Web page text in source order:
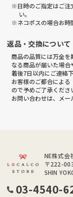
※日時のご指定はご注
い。
※ネコポスの場合お時
返品・交換について
商品の品質には万全
なる商品が届いた場
着後7日以内にご連絡
お客様のご都合によ
ので予めご了承くださ
お問い合わせは、メー
NE株式会
〒222-
SHIN
03-4540-